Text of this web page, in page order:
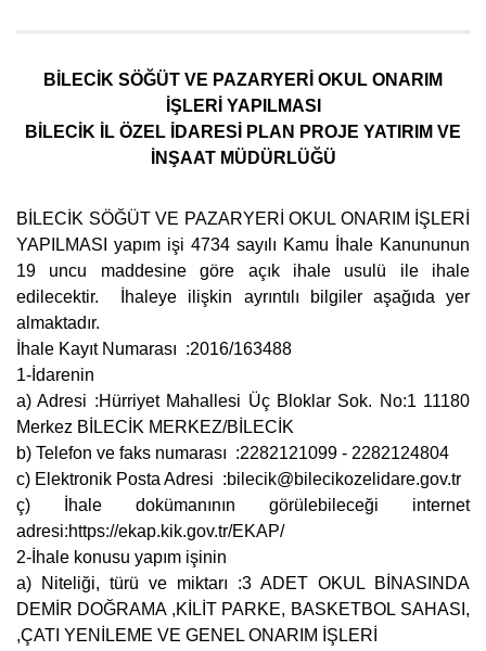
BİLECİK SÖĞÜT VE PAZARYERİ OKUL ONARIM
İŞLERİ YAPILMASI
BİLECİK İL ÖZEL İDARESİ PLAN PROJE YATIRIM VE
İNŞAAT MÜDÜRLÜĞÜ
BİLECİK SÖĞÜT VE PAZARYERİ OKUL ONARIM İŞLERİ
YAPILMASI yapım işi 4734 sayılı Kamu İhale Kanununun
19 uncu maddesine göre açık ihale usulü ile ihale
edilecektir. İhaleye ilişkin ayrıntılı bilgiler aşağıda yer
almaktadır.
İhale Kayıt Numarası :2016/163488
1-İdarenin
a) Adresi :Hürriyet Mahallesi Üç Bloklar Sok. No:1 11180
Merkez BİLECİK MERKEZ/BİLECİK
b) Telefon ve faks numarası :2282121099 - 2282124804
c) Elektronik Posta Adresi :bilecik@bilecikozelidare.gov.tr
ç) İhale dokümanının görülebileceği internet
adresi:https://ekap.kik.gov.tr/EKAP/
2-İhale konusu yapım işinin
a) Niteliği, türü ve miktarı :3 ADET OKUL BİNASINDA
DEMİR DOĞRAMA ,KİLİT PARKE, BASKETBOL SAHASI,
,ÇATI YENİLEME VE GENEL ONARIM İŞLERİ